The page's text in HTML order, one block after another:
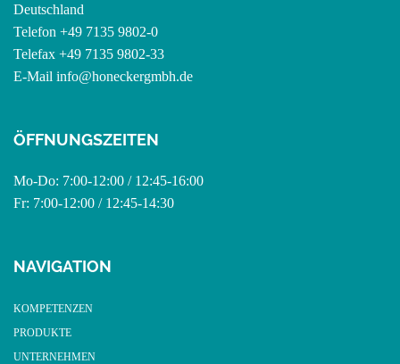
Deutschland
Telefon +49 7135 9802-0
Telefax +49 7135 9802-33
E-Mail info@honeckergmbh.de
ÖFFNUNGSZEITEN
Mo-Do: 7:00-12:00 / 12:45-16:00
Fr: 7:00-12:00 / 12:45-14:30
NAVIGATION
KOMPETENZEN
PRODUKTE
UNTERNEHMEN